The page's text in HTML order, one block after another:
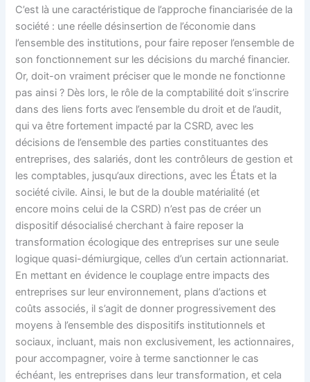
C’est là une caractéristique de l’approche financiarisée de la
société : une réelle désinsertion de l’économie dans
l’ensemble des institutions, pour faire reposer l’ensemble de
son fonctionnement sur les décisions du marché financier.
Or, doit-on vraiment préciser que le monde ne fonctionne
pas ainsi ? Dès lors, le rôle de la comptabilité doit s’inscrire
dans des liens forts avec l’ensemble du droit et de l’audit,
qui va être fortement impacté par la CSRD, avec les
décisions de l’ensemble des parties constituantes des
entreprises, des salariés, dont les contrôleurs de gestion et
les comptables, jusqu’aux directions, avec les États et la
société civile. Ainsi, le but de la double matérialité (et
encore moins celui de la CSRD) n’est pas de créer un
dispositif désocialisé cherchant à faire reposer la
transformation écologique des entreprises sur une seule
logique quasi-démiurgique, celles d’un certain actionnariat.
En mettant en évidence le couplage entre impacts des
entreprises sur leur environnement, plans d’actions et
coûts associés, il s’agit de donner progressivement des
moyens à l’ensemble des dispositifs institutionnels et
sociaux, incluant, mais non exclusivement, les actionnaires,
pour accompagner, voire à terme sanctionner le cas
échéant, les entreprises dans leur transformation, et cela